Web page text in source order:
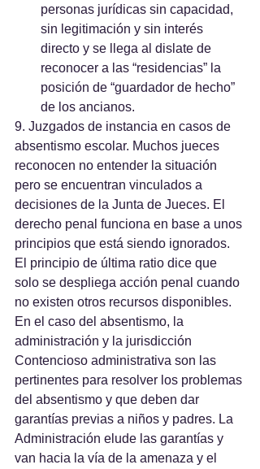
personas jurídicas sin capacidad,
sin legitimación y sin interés
directo y se llega al dislate de
reconocer a las “residencias” la
posición de “guardador de hecho”
de los ancianos.
9. Juzgados de instancia en casos de
absentismo escolar. Muchos jueces
reconocen no entender la situación
pero se encuentran vinculados a
decisiones de la Junta de Jueces. El
derecho penal funciona en base a unos
principios que está siendo ignorados.
El principio de última ratio dice que
solo se despliega acción penal cuando
no existen otros recursos disponibles.
En el caso del absentismo, la
administración y la jurisdicción
Contencioso administrativa son las
pertinentes para resolver los problemas
del absentismo y que deben dar
garantías previas a niños y padres. La
Administración elude las garantías y
van hacia la vía de la amenaza y el